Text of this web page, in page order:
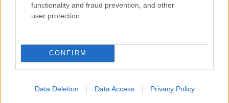
functionality and fraud prevention, and other
user protection.
CONFIRM
Data Deletion Data Access Privacy Policy
ONE MORE LIKE: A MAGYAR SPORTDRÁMA, AMI
MEGHÓDÍTOTTA LAS VEGAST IS